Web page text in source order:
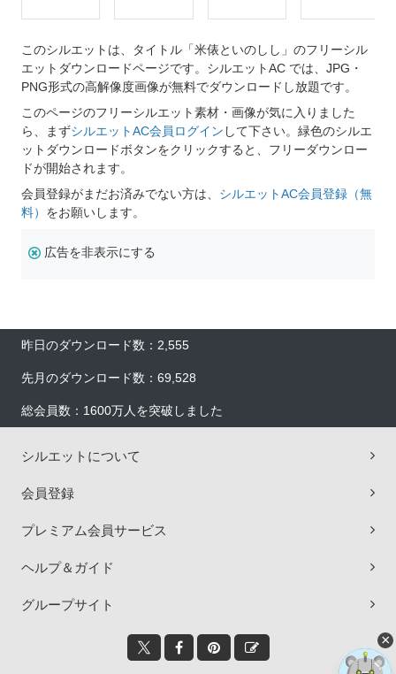
このシルエットは、タイトル「米俵といのしし」のフリーシル
エットダウンロードページです。シルエットAC では、JPG・
PNG形式の高解像度画像が無料でダウンロードし放題です。
このページのフリーシルエット素材・画像が気に入りました
ら、まずシルエットAC会員ログイン して下さい。緑色のシルエ
ットダウンロードボタンをクリックすると、フリーダウンロー
ドが開始されます。
会員登録がまだお済みでない方は、 シルエットAC会員登録（無
料） をお願いします。
広告を非表示にする
昨日のダウンロード数：2,555
先月のダウンロード数：69,528
総会員数：1600万人を突破しました
シルエットについて
会員登録
プレミアム会員サービス
ヘルプ＆ガイド
グループサイト
×